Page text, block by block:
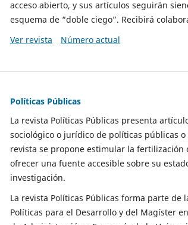
acceso abierto, y sus artículos seguirán
esquema de “doble ciego”. Recibirá
Ver revista
Número actual
Políticas Públicas
La revista Políticas Públicas presenta
sociológico o jurídico de políticas públicas
revista se propone estimular la
ofrecer una fuente accesible sobre su
investigación.
La revista Políticas Públicas forma parte
Políticas para el Desarrollo y del Magíster